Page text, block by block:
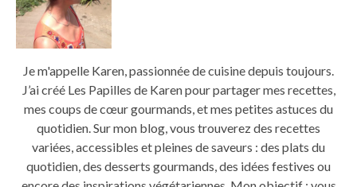
Je m'appelle Karen, passionnée de cuisine depuis toujours.
J’ai créé Les Papilles de Karen pour partager mes recettes,
mes coups de cœur gourmands, et mes petites astuces du
quotidien. Sur mon blog, vous trouverez des recettes
variées, accessibles et pleines de saveurs : des plats du
quotidien, des desserts gourmands, des idées festives ou